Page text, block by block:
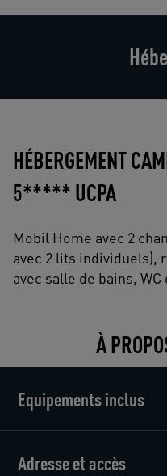
HÉBERGEMENT
5***** UCPA
Mobil Home avec 2
avec 2 lits individuels),
avec salle de bains,
À
Equipements inclus
Adresse et accès